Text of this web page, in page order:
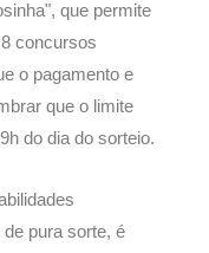
que permite
concursos
o pagamento e
que o limite
do dia do sorteio.
pura sorte, é